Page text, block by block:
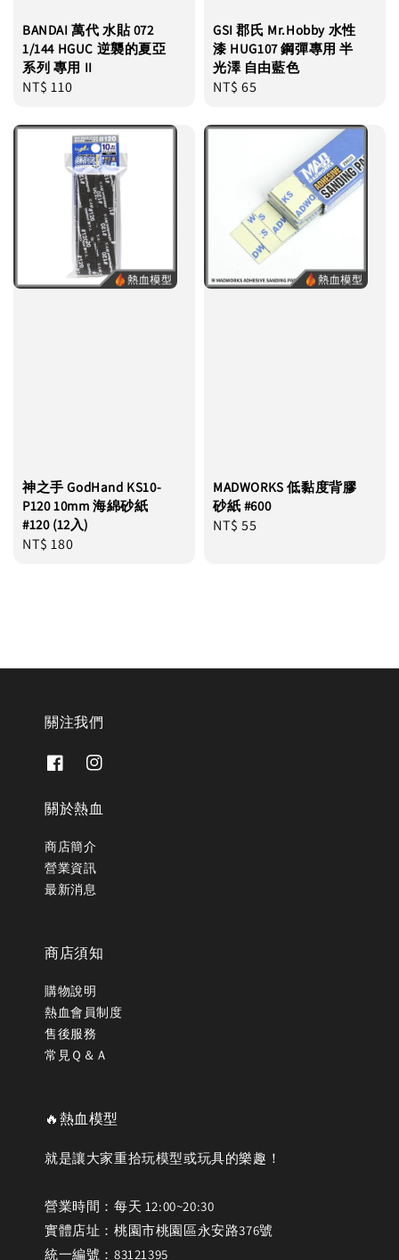
BANDAI 萬代 水貼 072
1/144 HGUC 逆襲的夏亞
系列 專用 II
Regular
NT$ 110
GSI 郡氏 Mr.Hobby 水性
漆 HUG107 鋼彈專用 半
光澤 自由藍色
Regular
NT$ 65
神之手 GodHand KS10-
P120 10mm 海綿砂紙
#120 (12入)
Regular
NT$ 180
MADWORKS 低黏度背膠
砂紙 #600
Regular
NT$ 55
關注我們
關於熱血
商店簡介
營業資訊
最新消息
商店須知
購物說明
熱血會員制度
售後服務
常見Ｑ＆Ａ
🔥熱血模型
就是讓大家重拾玩模型或玩具的樂趣！
營業時間：每天 12:00~20:30
實體店址：桃園市桃園區永安路376號
統一編號：83121395